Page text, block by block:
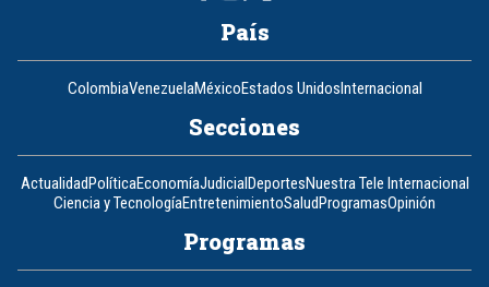
País
ColombiaVenezuelaMéxicoEstados UnidosInternacional
Secciones
ActualidadPolíticaEconomíaJudicialDeportesNuestra Tele Internacional
Ciencia y TecnologíaEntretenimientoSaludProgramasOpinión
Programas